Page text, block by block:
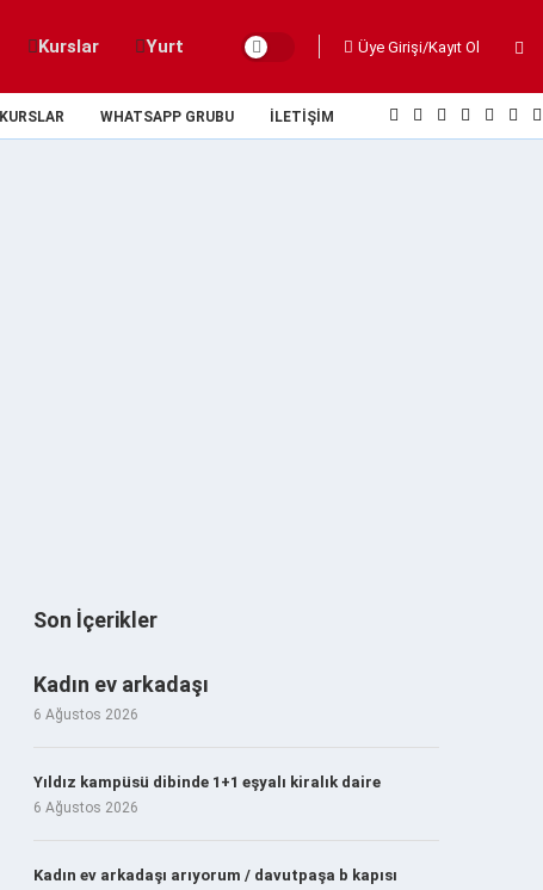
Kurslar Yurt Üye Girişi/Kayıt Ol
KURSLAR WHATSAPP GRUBU İLETIŞIM
Son İçerikler
Kadın ev arkadaşı
6 Ağustos 2026
Yıldız kampüsü dibinde 1+1 eşyalı kiralık daire
6 Ağustos 2026
Kadın ev arkadaşı arıyorum / davutpaşa b kapısı